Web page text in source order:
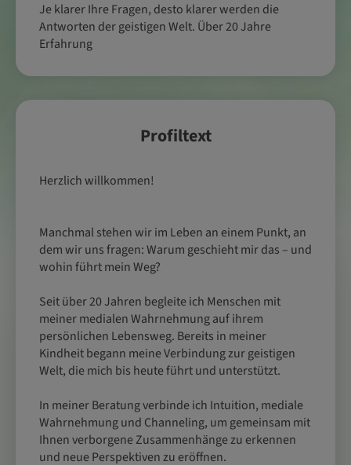
Je klarer Ihre Fragen, desto klarer werden die
Antworten der geistigen Welt. Über 20 Jahre
Erfahrung
Profiltext
Herzlich willkommen!
Manchmal stehen wir im Leben an einem Punkt, an
dem wir uns fragen: Warum geschieht mir das – und
wohin führt mein Weg?
Seit über 20 Jahren begleite ich Menschen mit
meiner medialen Wahrnehmung auf ihrem
persönlichen Lebensweg. Bereits in meiner
Kindheit begann meine Verbindung zur geistigen
Welt, die mich bis heute führt und unterstützt.
In meiner Beratung verbinde ich Intuition, mediale
Wahrnehmung und Channeling, um gemeinsam mit
Ihnen verborgene Zusammenhänge zu erkennen
und neue Perspektiven zu eröffnen.